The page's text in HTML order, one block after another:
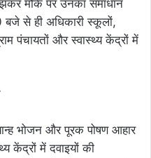
मौके पर उनका समाधान
से ही अधिकारी स्कूलों,
पंचायतों और स्वास्थ्य केंद्रों में
भोजन और पूरक पोषण आहार
केंद्रों में दवाइयों की